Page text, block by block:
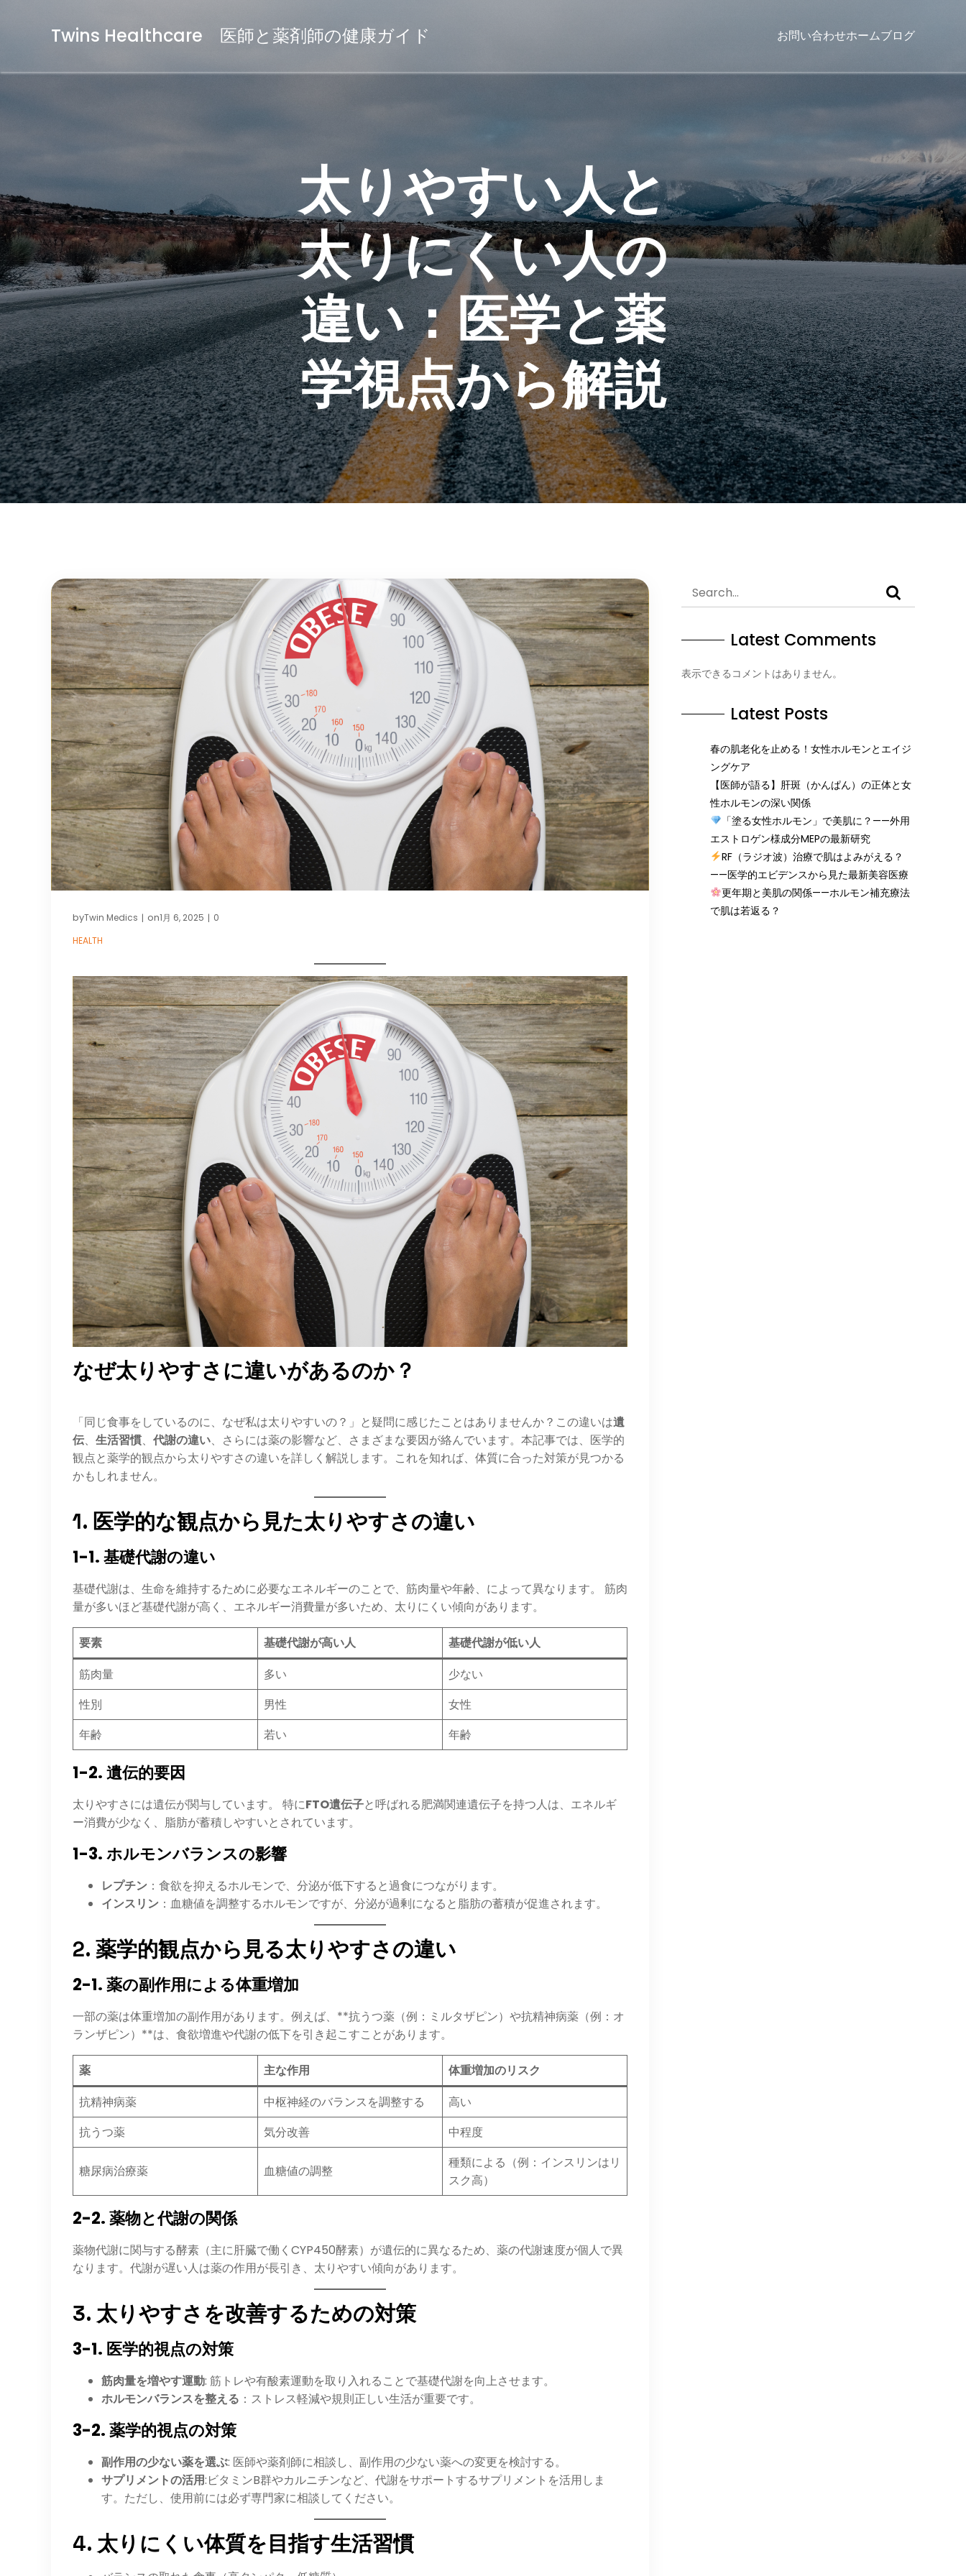
Twins Healthcare 医師と薬剤師の健康ガイド お問い合わせホームブログ
太りやすい人と
太りにくい人の
違い：医学と薬
学視点から解説
byTwin Medics | on1月 6, 2025 | 0
HEALTH
なぜ太りやすさに違いがあるのか​​？
「同じ食事をしているのに、なぜ私は太りやすいの？」と疑問に感じたことはありませんか？この違いは遺
伝、 生活習慣、 代謝の違い、さらには薬の影響など、さまざまな要因が絡んでいます。本記事では、医学的
観点と薬学的観点から太りやすさの違いを詳しく解説します。これを知れば、体質に合った対策が見つかる
かもしれません。
1. 医学的な観点から見た太りやすさの違い
1-1. 基礎代謝の違い
基礎代謝は、生命を維持するために必要なエネルギーのことで、筋肉量や年齢、によって異なります。 筋肉
量が多いほど基礎代謝が高く、エネルギー消費量が多いため、太りにくい傾向があります。
要素 基礎代謝が高い人
基礎代謝が低い人
筋肉量
多い
少ない
性別
男性
女性
年齢
若い 年齢
1-2. 遺伝的要因
太りやすさには遺伝が関与しています。 特にFTO遺伝子と呼ばれる肥満関連遺伝子を持つ人は、エネルギ
ー消費が少なく、脂肪が蓄積しやすいとされています。
1-3. ホルモンバランスの影響
レプチン ：食欲を抑えるホルモンで、分泌が低下すると過食につながります。
インスリン ：血糖値を調整するホルモンですが、分泌が過剰になると脂肪の蓄積が促進されます。
2. 薬学的観点から見る太りやすさの違い
2-1. 薬の副作用による体重増加
一部の薬は体重増加の副作用があります。例えば、**抗うつ薬（例：ミルタザピン）や抗精神病薬（例：オ
ランザピン）**は、食欲増進や代謝の低下を引き起こすことがあります。
薬 主な作用
体重増加のリスク
抗精神病薬
中枢神経のバランスを調整する
高い
抗うつ薬
気分改善 中程度
糖尿病治療薬 血糖値の調整
種類による（例：インスリンはリ
スク高）
2-2. 薬物と代謝の関係
薬物代謝に関与する酵素（主に肝臓で働くCYP450酵素）が遺伝的に異なるため、薬の代謝速度が個人で異
なります。代謝が遅い人は薬の作用が長引き、太りやすい傾向があります。
3. 太りやすさを改善するための対策
3-1. 医学的視点の対策
筋肉量を増やす運動: 筋トレや有酸素運動を取り入れることで基礎代謝を向上させます。
ホルモンバランスを整える ：ストレス軽減や規則正しい生活が重要です。
3-2. 薬学的視点の対策
副作用の少ない薬を選ぶ: 医師や薬剤師に相談し、副作用の少ない薬への変更を検討する。
サプリメントの活用:ビタミンB群やカルニチンなど、代謝をサポートするサプリメントを活用しま
す。ただし、使用前には必ず専門家に相談してください。
4. 太りにくい体質を目指す生活習慣
Latest Comments
表示できるコメントはありません。
Latest Posts
春の肌老化を止める！女性ホルモンとエイジ
ングケア
【医師が語る】肝斑（かんぱん）の正体と女
性ホルモンの深い関係
「塗る女性ホルモン」で美肌に？——外用
エストロゲン様成分MEPの最新研究
RF（ラジオ波）治療で肌はよみがえる？
——医学的エビデンスから見た最新美容医療
更年期と美肌の関係——ホルモン補充療法
で肌は若返る？